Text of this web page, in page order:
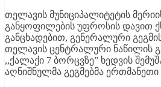
თელავის მუნიციპალიტეტის
განყოფილების უფროსის დავით
განცხადებით, გენერალური
თელავის ცენტრალური ნაწილის
,,ქალაქი 7 ბორცვზე” ხედვის
აღნიშნულმა გეგმებმა ერთმანეთი